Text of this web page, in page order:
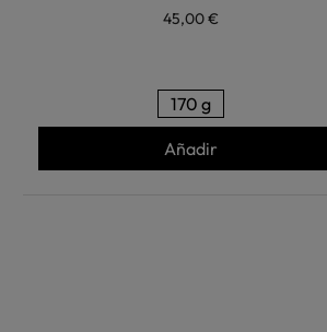
45,00 €
170 g
Añadir